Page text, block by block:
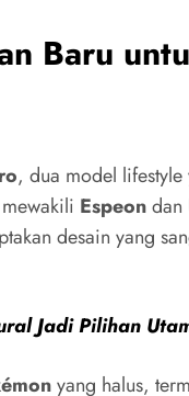
Baru
, dua model
Espeondan
desain yang
Jadi Pilihan
yang halus,